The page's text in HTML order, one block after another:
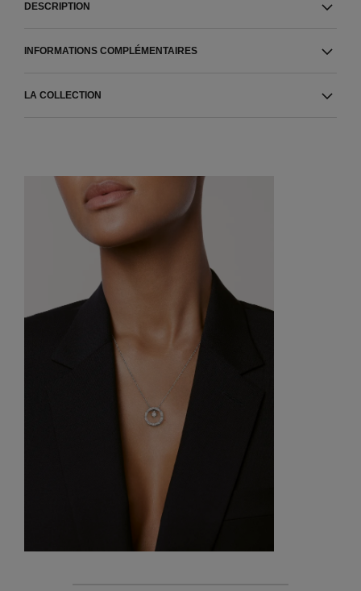
DESCRIPTION
INFORMATIONS COMPLÉMENTAIRES
LA COLLECTION